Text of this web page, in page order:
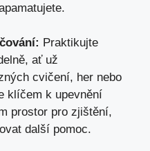
Praktikujte
ať už
cvičení, her nebo
klíčem k upevnění
prostor pro zjištění,
další pomoc.